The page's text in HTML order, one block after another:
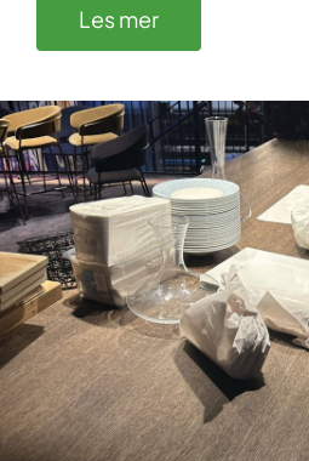
Les mer